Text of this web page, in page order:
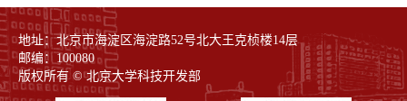
地址：北京市海淀区海淀路52号北大王克桢楼14层
邮编：100080
版权所有 © 北京大学科技开发部